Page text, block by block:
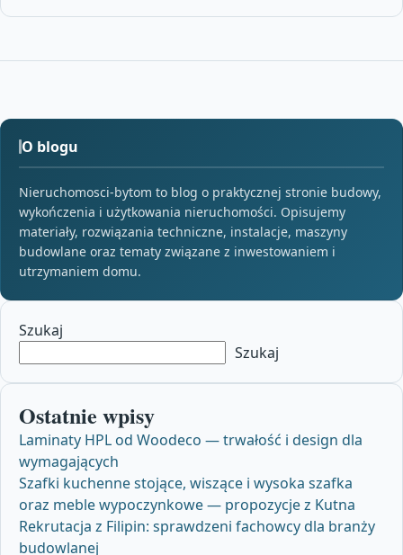
O blogu
Nieruchomosci-bytom to blog o praktycznej stronie budowy,
wykończenia i użytkowania nieruchomości. Opisujemy
materiały, rozwiązania techniczne, instalacje, maszyny
budowlane oraz tematy związane z inwestowaniem i
utrzymaniem domu.
Szukaj
Szukaj
Ostatnie wpisy
Laminaty HPL od Woodeco — trwałość i design dla
wymagających
Szafki kuchenne stojące, wiszące i wysoka szafka
oraz meble wypoczynkowe — propozycje z Kutna
Rekrutacja z Filipin: sprawdzeni fachowcy dla branży
budowlanej